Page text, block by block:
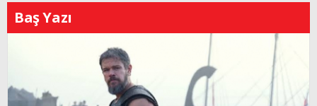
Baş Yazı